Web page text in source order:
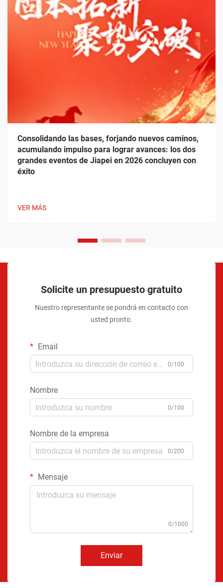
Consolidando las bases, forjando nuevos caminos,
acumulando impulso para lograr avances: los dos
grandes eventos de Jiapei en 2026 concluyen con
éxito
VER MÁS
Solicite un presupuesto gratuito
Nuestro representante se pondrá en contacto con
usted pronto.
Email
0/100
Nombre
0/100
Nombre de la empresa
0/200
Mensaje
0/1000
Enviar